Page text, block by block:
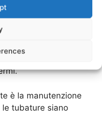
al giorno, ma se
volte al giorno.
prodotti di pulizia
è la manutenzione
le tubature siano